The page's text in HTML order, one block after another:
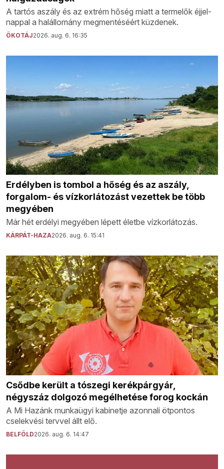
A tartós aszály és az extrém hőség miatt a termelők éjjel-
nappal a halállomány megmentéséért küzdenek.
ÖKOTÁJ2026. aug. 6. 16:35
Erdélyben is tombol a hőség és az aszály,
forgalom- és vízkorlátozást vezettek be több
megyében
Már hét erdélyi megyében lépett életbe vízkorlátozás.
KÁRPÁT-HAZA2026. aug. 6. 15:41
Csődbe került a tószegi kerékpárgyár,
négyszáz dolgozó megélhetése forog kockán
A Mi Hazánk munkaügyi kabinetje azonnali ötpontos
cselekvési tervvel állt elő.
BELFÖLD2026. aug. 6. 14:47